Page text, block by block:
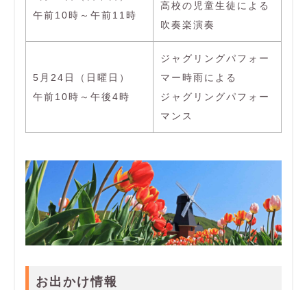
午前10時～午前11時
高校の児童生徒による
吹奏楽演奏
5月24日（日曜日）
午前10時～午後4時
ジャグリングパフォー
マー時雨による
ジャグリングパフォー
マンス
お出かけ情報